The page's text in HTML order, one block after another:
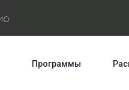
Программы